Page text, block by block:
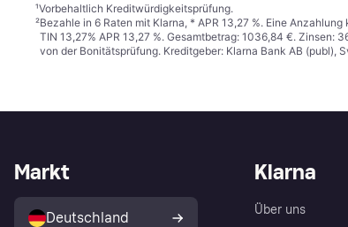
¹Vorbehaltlich Kreditwürdigkeitsprüfung.
²Bezahle in 6 Raten mit Klarna, * APR 13,27 %. Eine
TIN 13,27% APR 13,27 %. Gesamtbetrag: 1036,84 €.
von der Bonitätsprüfung. Kreditgeber: Klarna Bank AB (publ),
Klarna
Über uns
Markt
Deutschland